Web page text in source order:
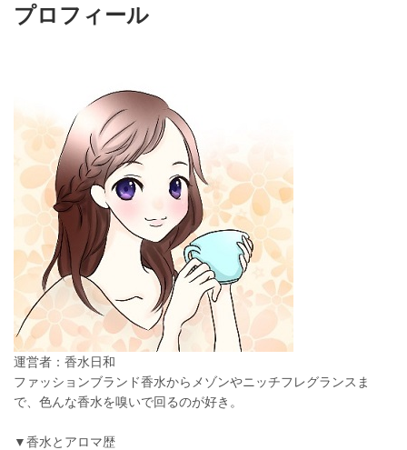
プロフィール
運営者：香水日和
ファッションブランド香水からメゾンやニッチフレグランスま
で、色んな香水を嗅いで回るのが好き。
▼香水とアロマ歴